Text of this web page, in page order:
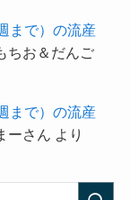
まで）の流産
ちお＆だんご
まで）の流産
ーさん より